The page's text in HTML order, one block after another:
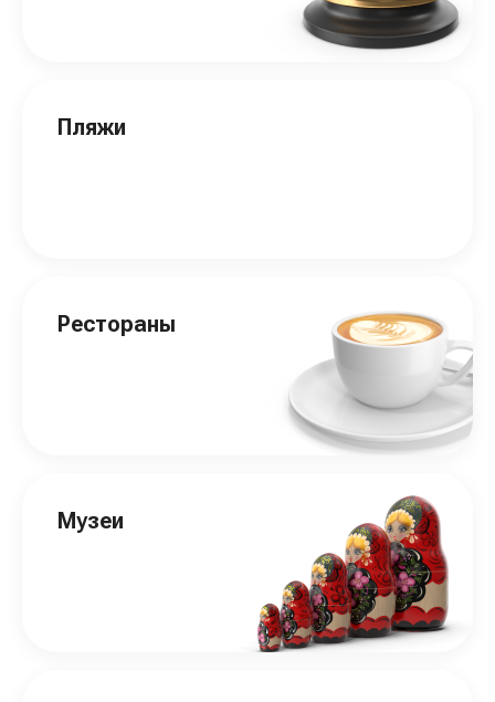
Пляжи
Рестораны
Музеи